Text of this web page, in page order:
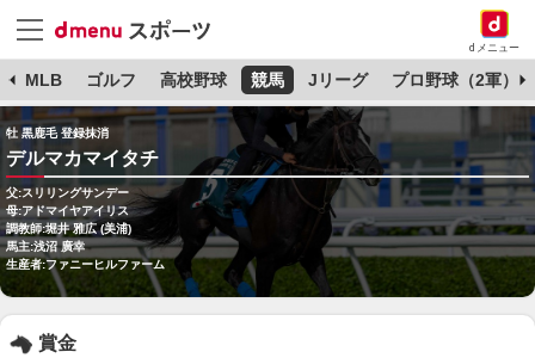
dメニュー
MLB ゴルフ 高校野球 競馬 Jリーグ プロ野球（2軍）
牡 黒鹿毛 登録抹消
デルマカマイタチ
父:スリリングサンデー
母:アドマイヤアイリス
調教師:堀井 雅広 (美浦)
馬主:浅沼 廣幸
生産者:ファニーヒルファーム
賞金